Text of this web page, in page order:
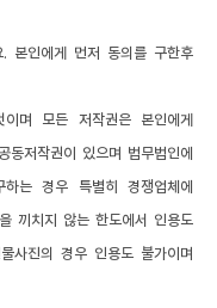
본인에게 먼저 동의를 구한후
며 모든 저작권은 본인에게
저작권이 있으며 법무법인에
는 경우 특별히 경쟁업체에
끼치지 않는 한도에서 인용도
사진의 경우 인용도 불가이며